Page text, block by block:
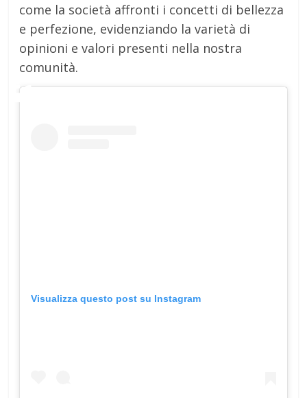
come la società affronti i concetti di bellezza
e perfezione, evidenziando la varietà di
opinioni e valori presenti nella nostra
comunità.
Visualizza questo post su Instagram